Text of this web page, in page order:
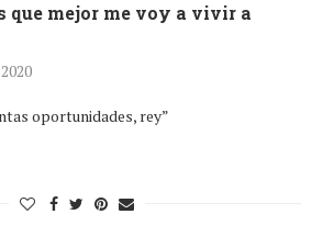
que mejor me voy a vivir a
oportunidades, rey”